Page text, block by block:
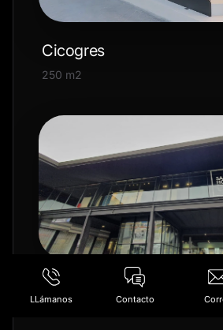
LLámanos Contacto
Cicogres
250 m2
Saltoki